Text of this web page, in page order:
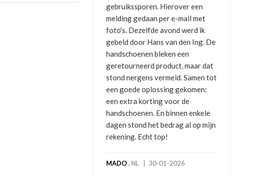
gebruikssporen. Hierover een
melding gedaan per e-mail met
foto's. Dezelfde avond werd ik
gebeld door Hans van den Ing. De
handschoenen bleken een
geretourneerd product, maar dat
stond nergens vermeld. Samen tot
een goede oplossing gekomen:
een extra korting voor de
handschoenen. En binnen enkele
dagen stond het bedrag al op mijn
rekening. Echt top!
MADO, NL | 30-01-2026